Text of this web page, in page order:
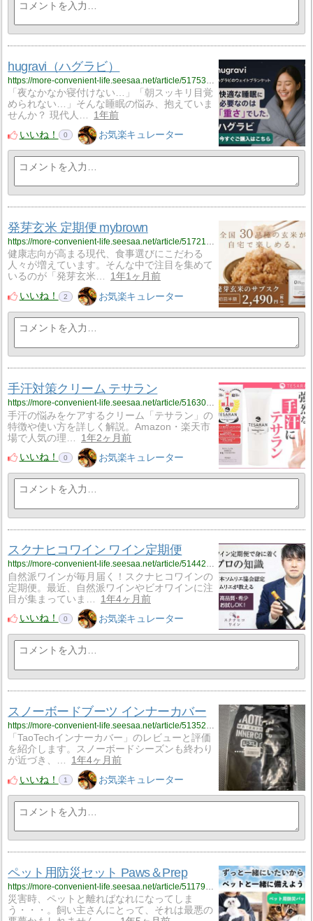
hugravi（ハグラビ）
https://more-convenient-life.seesaa.net/article/517535442.html
「夜なかなか寝付けない…」「朝スッキリ目覚
められない…」そんな睡眠の悩み、抱えていま
せんか？ 現代人…
1年前
いいね！
0 お気楽キュレーター
発芽玄米 定期便 mybrown
https://more-convenient-life.seesaa.net/article/517213570.html
健康志向が高まる現代、食事選びにこだわる
人々が増えています。そんな中で注目を集めて
いるのが「発芽玄米…
1年1ヶ月前
いいね！
2 お気楽キュレーター
手汗対策クリーム テサラン
https://more-convenient-life.seesaa.net/article/516300123.html
手汗の悩みをケアするクリーム「テサラン」の
特徴や使い方を詳しく解説。Amazon・楽天市
場で人気の理…
1年2ヶ月前
いいね！
0 お気楽キュレーター
スクナヒコワイン ワイン定期便
https://more-convenient-life.seesaa.net/article/514425173.html
自然派ワインが毎月届く！スクナヒコワインの
定期便。最近、自然派ワインやビオワインに注
目が集まっていま…
1年4ヶ月前
いいね！
0 お気楽キュレーター
スノーボードブーツ インナーカバー
「TaoTechインナーカバー」のレビューと評価
を紹介します。スノーボードシーズンも終わり
が近づき、…
1年4ヶ月前
いいね！
1 お気楽キュレーター
ペット用防災セット Paws＆Prep
災害時、ペットと離ればなれになってしま
う・・・。飼い主さんにとって、それは最悪の